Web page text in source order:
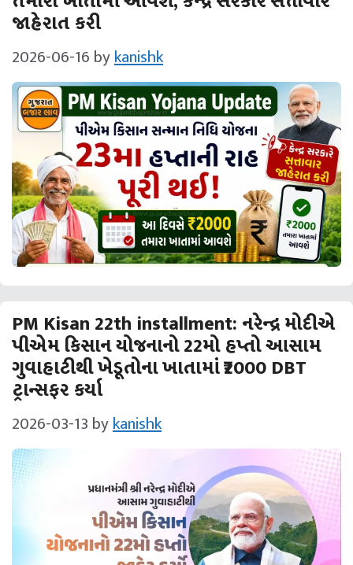
જાહેરાત કરી
2026-06-16 bykanishk
PM Kisan 22th installment: નરેન્દ્ર મોદીએ
પીએમ કિસાન યોજનાનો 22મો હપ્તો આસામ
ગુવાહાટીથી ખેડૂતોના ખાતામાં ₹2000 DBT
ટ્રાન્સફર કર્યા
2026-03-13 bykanishk